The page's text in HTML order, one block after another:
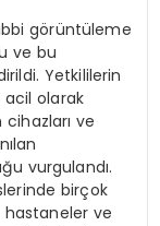
görüntüleme
ve bu
Yetkililerin
acil olarak
ve
vurgulandı.
birçok
hastaneler ve